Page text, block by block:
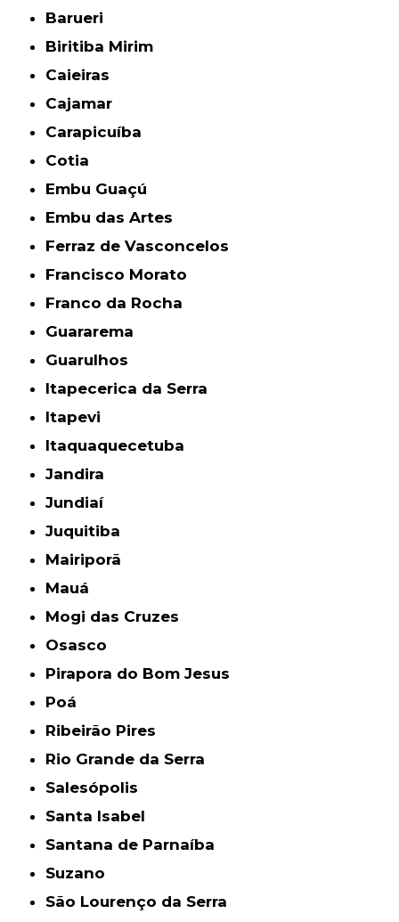
Barueri
Biritiba Mirim
Caieiras
Cajamar
Carapicuíba
Cotia
Embu Guaçú
Embu das Artes
Ferraz de Vasconcelos
Francisco Morato
Franco da Rocha
Guararema
Guarulhos
Itapecerica da Serra
Itapevi
Itaquaquecetuba
Jandira
Jundiaí
Juquitiba
Mairiporã
Mauá
Mogi das Cruzes
Osasco
Pirapora do Bom Jesus
Poá
Ribeirão Pires
Rio Grande da Serra
Salesópolis
Santa Isabel
Santana de Parnaíba
Suzano
São Lourenço da Serra